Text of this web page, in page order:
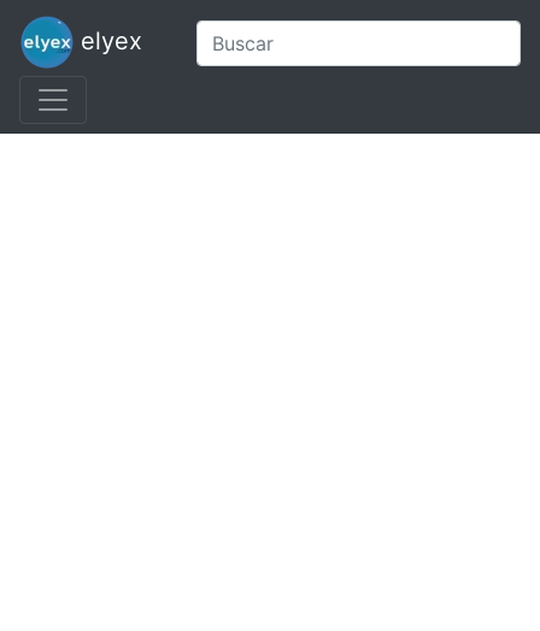
elyex